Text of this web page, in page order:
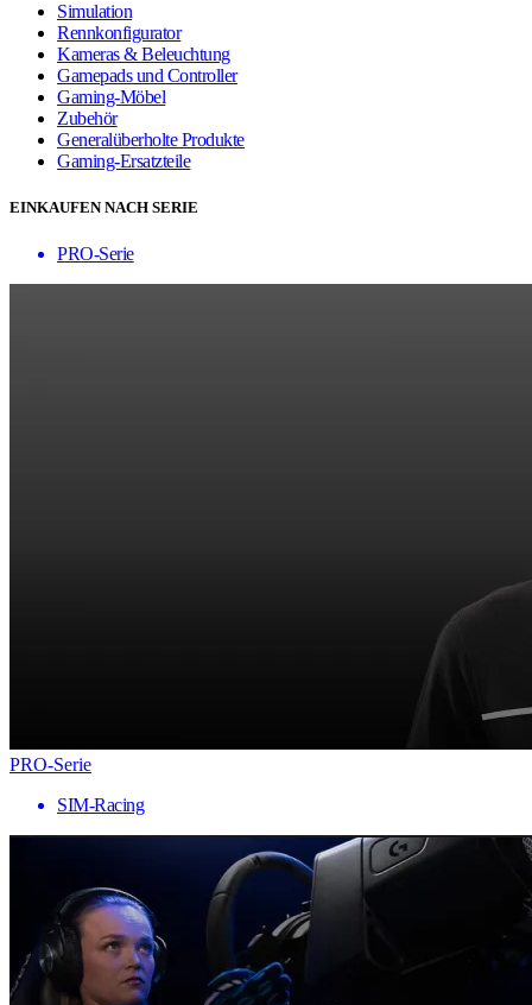
Simulation
Rennkonfigurator
Kameras & Beleuchtung
Gamepads und Controller
Gaming-Möbel
Zubehör
Generalüberholte Produkte
Gaming-Ersatzteile
EINKAUFEN NACH SERIE
PRO-Serie
PRO-Serie
SIM-Racing